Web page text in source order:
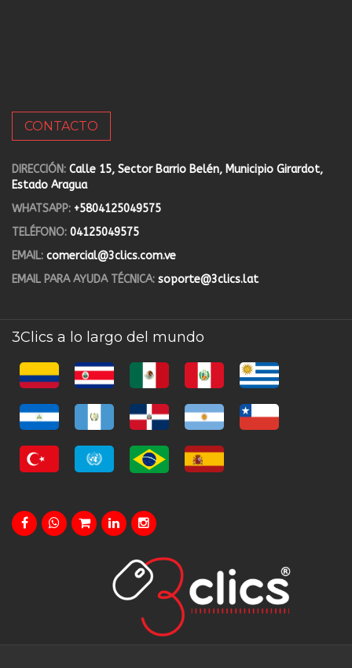
CONTACTO
DIRECCIÓN: Calle 15, Sector Barrio Belén, Municipio Girardot,
Estado Aragua
WHATSAPP: +5804125049575
TELÉFONO: 04125049575
EMAIL: comercial@3clics.com.ve
EMAIL PARA AYUDA TÉCNICA: soporte@3clics.lat
3Clics a lo largo del mundo